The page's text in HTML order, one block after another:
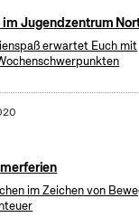
im Jugendzentrum
erwartet Euch mit
im Zeichen von